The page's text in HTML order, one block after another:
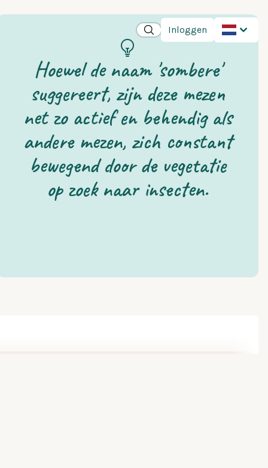
Inloggen
Hoewel de naam 'sombere'
suggereert, zijn deze mezen
net zo actief en behendig als
andere mezen, zich constant
bewegend door de vegetatie
op zoek naar insecten.